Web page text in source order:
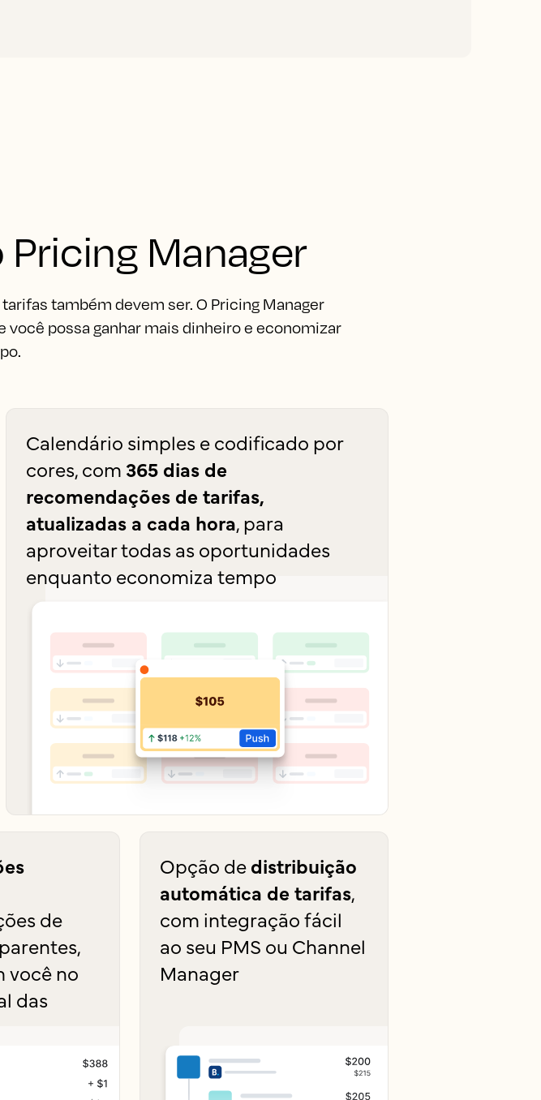
Manager
também devem ser. O Pricing Manager
você possa ganhar mais dinheiro e economizar
Calendário simples e codificado por
cores, com 365 dias de
recomendações de tarifas,
atualizadas a cada hora, para
aproveitar todas as oportunidades
enquanto economiza tempo
de
você no
das
Opção dedistribuição
automática de tarifas,
com integração fácil
ao seu PMS ou Channel
Manager